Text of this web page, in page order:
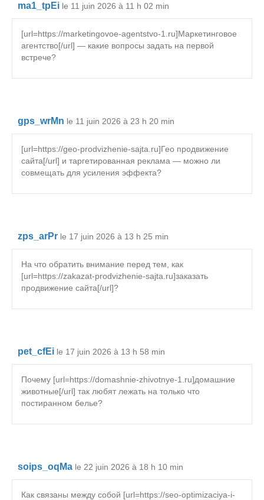
ma1_tpEi le 11 juin 2026 à 11 h 02 min
[url=https://marketingovoe-agentstvo-1.ru]Маркетинговое
агентство[/url] — какие вопросы задать на первой
встрече?
gps_wrMn le 11 juin 2026 à 23 h 20 min
[url=https://geo-prodvizhenie-sajta.ru]Гео продвижение
сайта[/url] и таргетированная реклама — можно ли
совмещать для усиления эффекта?
zps_arPr le 17 juin 2026 à 13 h 25 min
На что обратить внимание перед тем, как
[url=https://zakazat-prodvizhenie-sajta.ru]заказать
продвижение сайта[/url]?
pet_cfEi le 17 juin 2026 à 13 h 58 min
Почему [url=https://domashnie-zhivotnye-1.ru]домашние
животные[/url] так любят лежать на только что
постиранном белье?
soips_oqMa le 22 juin 2026 à 18 h 10 min
Как связаны между собой [url=https://seo-optimizaciya-i-